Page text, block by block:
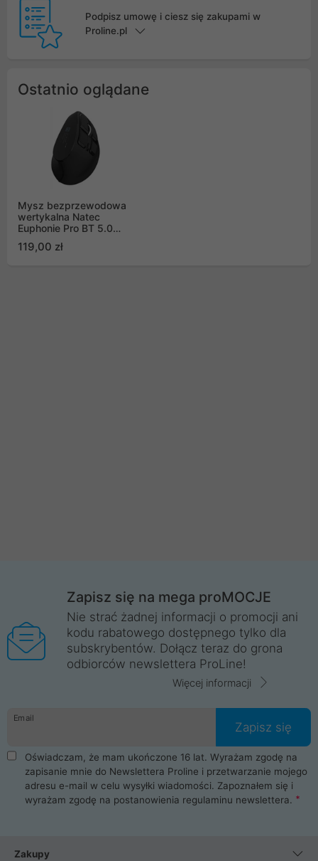
Podpisz umowę i ciesz się zakupami w
Proline.pl
Ostatnio oglądane
Mysz bezprzewodowa
wertykalna Natec
Euphonie Pro BT 5.0
programowalna
119,00 zł
Zapisz się na mega proMOCJE
Nie strać żadnej informacji o promocji ani
kodu rabatowego dostępnego tylko dla
subskrybentów. Dołącz teraz do grona
odbiorców newslettera ProLine!
Więcej informacji
Email
Zapisz się
Oświadczam, że mam ukończone 16 lat. Wyrażam zgodę na
zapisanie mnie do Newslettera Proline i przetwarzanie mojego
adresu e-mail w celu wysyłki wiadomości. Zapoznałem się i
wyrażam zgodę na postanowienia regulaminu newslettera.
Zakupy